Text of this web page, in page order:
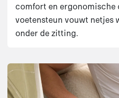
comfort en ergonomische
voetensteun vouwt netjes
onder de zitting.